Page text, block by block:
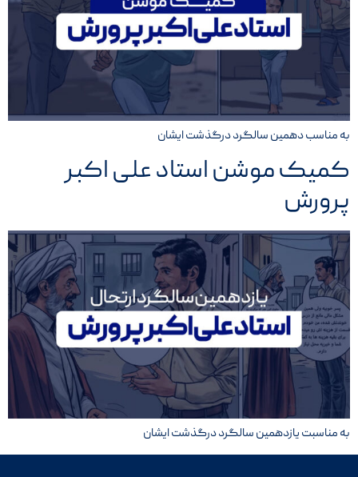
به مناسب دهمین سالگرد درگذشت ایشان
کمیک موشن استاد علی اکبر
پرورش
به مناسبت یازدهمین سالگرد درگذشت ایشان